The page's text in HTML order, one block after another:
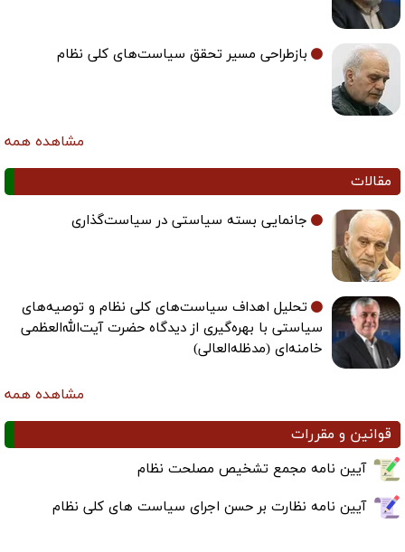
بازطراحی مسیر تحقق سیاست‌های کلی نظام
مشاهده همه
مقالات
جانمایی بسته سیاستی در سیاست‌گذاری
تحلیل اهداف سیاست‌های کلی نظام و توصیه‌های
سیاستی با بهره‌گیری از دیدگاه حضرت آیت‌الله‌العظمی
خامنه‌ای (مدظله‌العالی)
مشاهده همه
قوانین و مقررات
آیین نامه مجمع تشخیص مصلحت نظام
آیین نامه نظارت بر حسن اجرای سیاست های کلی نظام